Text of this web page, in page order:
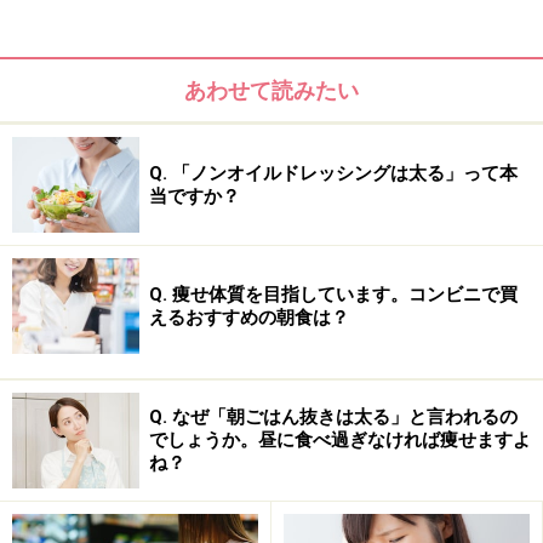
よ。
今回のジュースに必要なのは、便利なジュース用ミキサ
ー。持っているのにあまり使った事がない方は、この機
会にぜひ活用してみませんか！毎日使える場所に収納す
ることや、使い終わったら水と洗剤少々を入れて蓋をし
て数秒回しておくと、扱いも簡単になりますよ。
今回はこの手軽でヘルシーな「ビューティードリンク」
むくみ解消＆アンチエイジング「黒胡麻きなこバナナ
ジュース」……
2P
ビタミン豊富「りんごと野菜のさっぱりジュース」
あわせて読みたい
Q. 「ノンオイルドレッシングは太る」って本
当ですか？
Q. 痩せ体質を目指しています。コンビニで買
えるおすすめの朝食は？
Q. なぜ「朝ごはん抜きは太る」と言われるの
でしょうか。昼に食べ過ぎなければ痩せますよ
ね？